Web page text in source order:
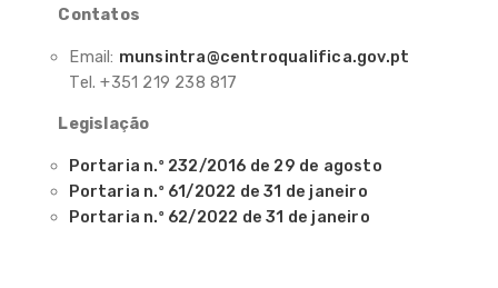
Contatos
Email: munsintra@centroqualifica.gov.pt
Tel. +351 219 238 817
Legislação
Portaria n.º 232/2016 de 29 de agosto
Portaria n.º 61/2022 de 31 de janeiro
Portaria n.º 62/2022 de 31 de janeiro